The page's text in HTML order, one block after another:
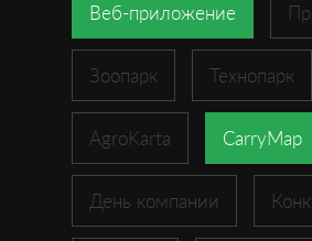
Веб-приложение
Зоопарк Технопарк
AgroKarta CarryMap
День компании